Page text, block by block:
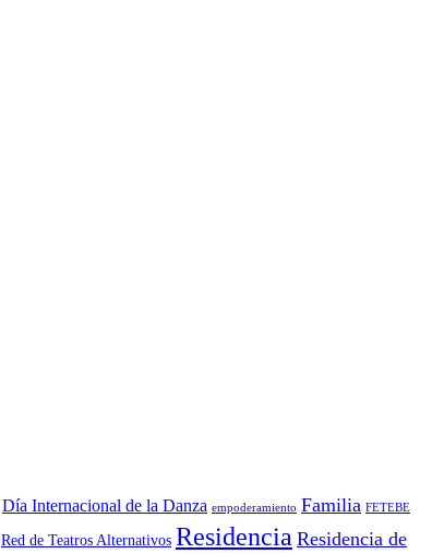
Día Internacional de la Danza empoderamiento Familia FETEBE
Red de Teatros Alternativos Residencia Residencia de